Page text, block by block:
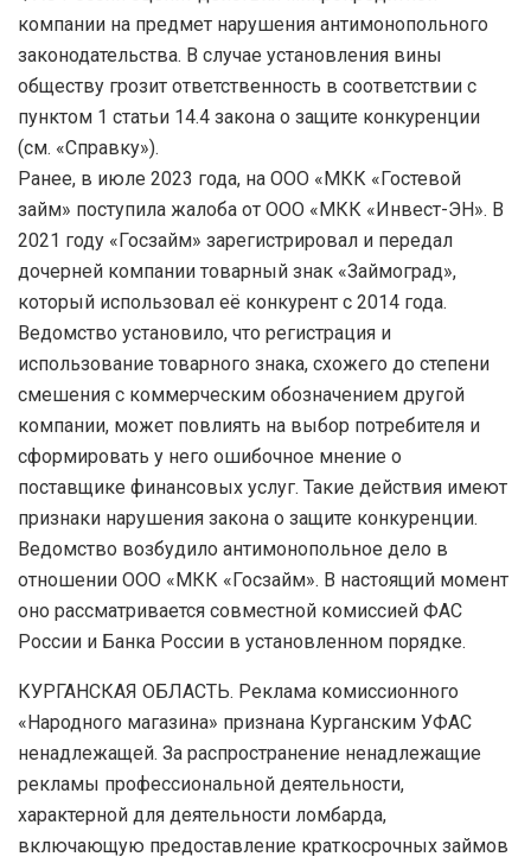
компании на предмет нарушения антимонопольного
законодательства. В случае установления вины
обществу грозит ответственность в соответствии с
пунктом 1 статьи 14.4 закона о защите конкуренции
(см. «Справку»).
Ранее, в июле 2023 года, на ООО «МКК «Гостевой
займ» поступила жалоба от ООО «МКК «Инвест-ЭН». В
2021 году «Госзайм» зарегистрировал и передал
дочерней компании товарный знак «Займоград»,
который использовал её конкурент с 2014 года.
Ведомство установило, что регистрация и
использование товарного знака, схожего до степени
смешения с коммерческим обозначением другой
компании, может повлиять на выбор потребителя и
сформировать у него ошибочное мнение о
поставщике финансовых услуг. Такие действия имеют
признаки нарушения закона о защите конкуренции.
Ведомство возбудило антимонопольное дело в
отношении ООО «МКК «Госзайм». В настоящий момент
оно рассматривается совместной комиссией ФАС
России и Банка России в установленном порядке.
КУРГАНСКАЯ ОБЛАСТЬ. Реклама комиссионного
«Народного магазина» признана Курганским УФАС
ненадлежащей. За распространение ненадлежащие
рекламы профессиональной деятельности,
характерной для деятельности ломбарда,
включающую предоставление краткосрочных займов